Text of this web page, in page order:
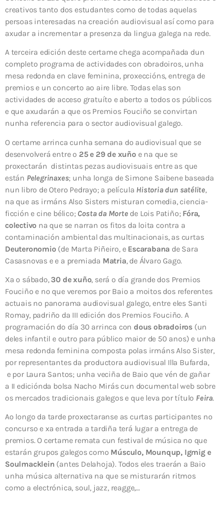
creativos tanto dos estudantes como de todas aquelas
persoas interesadas na creación audiovisual así como para
axudar a incrementar a presenza da lingua galega na rede.
A terceira edición deste certame chega acompañada dun
completo programa de actividades con obradoiros, unha
mesa redonda en clave feminina, proxeccións, entrega de
premios e un concerto ao aire libre. Todas elas son
actividades de acceso gratuíto e aberto a todos os públicos
e que axudarán a que os Premios Fouciño se convirtan
nunha referencia para o sector audiovisual galego.
O certame arrinca cunha semana do audiovisual que se
desenvolverá entre o 25 e 29 de xuño e na que se
proxectarán distintas pezas audiovisuais entre as que
están Pelegrinaxes; unha longa de Simone Saibene baseada
nun libro de Otero Pedrayo; a película Historia dun satélite,
na que as irmáns Also Sisters misturan comedia, ciencia-
ficción e cine bélico; Costa da Mortede Lois Patiño; Fóra,
colectivo na que se narran os fitos da loita contra a
contaminación ambiental das multinacionais, as curtas
Deuteronomio(de Marta Piñeiro, e Escarabana de Sara
Casasnovas e e a premiada Matria, de Álvaro Gago.
Xa o sábado, 30 de xuño, será o día grande dos Premios
Fouciño e no que veremos por Baio a moitos dos referentes
actuais no panorama audiovisual galego, entre eles Santi
Romay, padriño da III edición dos Premios Fouciño. A
programación do día 30 arrinca con dous obradoiros (un
deles infantil e outro para público maior de 50 anos) e unha
mesa redonda feminina composta polas irmáns Also Sister,
por representantes da productora audiovisual Illa Bufarda,
e por Laura Santos; unha veciña de Baio que vén de gañar
a II ediciónda bolsa Nacho Mirás cun documental web sobre
os mercados tradicionais galegos e que leva por título Feira.
Ao longo da tarde proxectaranse as curtas participantes no
concurso e xa entrada a tardiña terá lugar a entrega de
premios. O certame remata cun festival de música no que
estarán grupos galegos como Músculo, Mounqup, Igmig e
Soulmacklein (antes Delahoja). Todos eles traerán a Baio
unha música alternativa na que se misturarán ritmos
como a electrónica, soul, jazz, reagge,…